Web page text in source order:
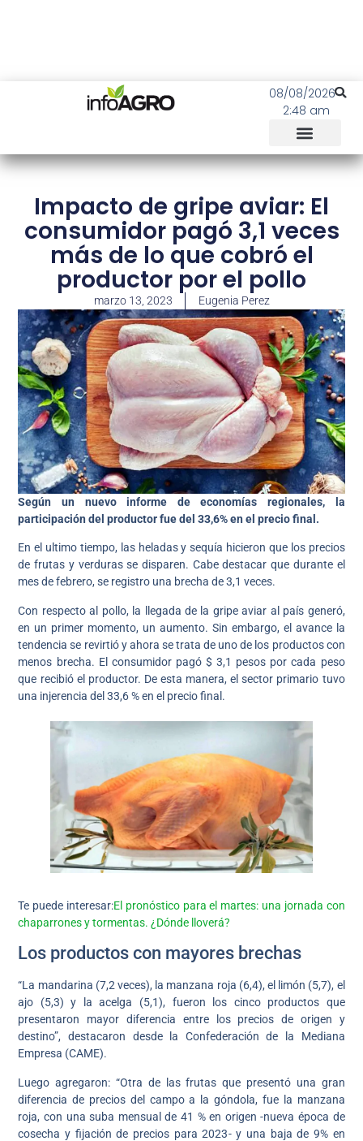
08/08/2026
2:48 am
Impacto de gripe aviar: El
consumidor pagó 3,1 veces
más de lo que cobró el
productor por el pollo
marzo 13, 2023 Eugenia Perez
Según un nuevo informe de economías regionales, la
participación del productor fue del 33,6% en el precio final.
En el ultimo tiempo, las heladas y sequía hicieron que los precios
de frutas y verduras se disparen. Cabe destacar que durante el
mes de febrero, se registro una brecha de 3,1 veces.
Con respecto al pollo, la llegada de la gripe aviar al país generó,
en un primer momento, un aumento. Sin embargo, el avance la
tendencia se revirtió y ahora se trata de uno de los productos con
menos brecha. El consumidor pagó $ 3,1 pesos por cada peso
que recibió el productor. De esta manera, el sector primario tuvo
una injerencia del 33,6 % en el precio final.
Te puede interesar:El pronóstico para el martes: una jornada con
chaparrones y tormentas. ¿Dónde lloverá?
Los productos con mayores brechas
“La mandarina (7,2 veces), la manzana roja (6,4), el limón (5,7), el
ajo (5,3) y la acelga (5,1), fueron los cinco productos que
presentaron mayor diferencia entre los precios de origen y
destino”, destacaron desde la Confederación de la Mediana
Empresa (CAME).
Luego agregaron: “Otra de las frutas que presentó una gran
diferencia de precios del campo a la góndola, fue la manzana
roja, con una suba mensual de 41 % en origen -nueva época de
cosecha y fijación de precios para 2023- y una baja de 9% en